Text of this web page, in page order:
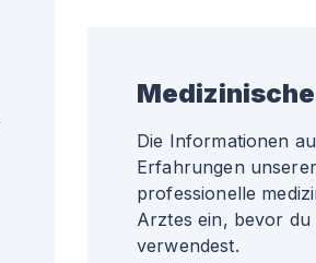
Die Informationen
Erfahrungen
professionelle
Arztes ein, bevor
verwendest.